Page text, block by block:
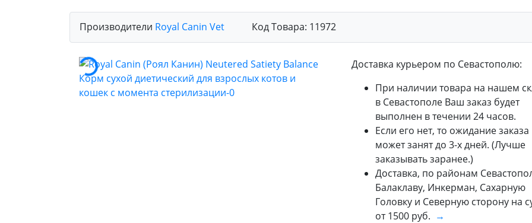
Производители Royal Canin Vet Код Товара: 11972
Доставка курьером по Севастополю:
При наличии товара на нашем
в Севастополе Ваш заказ будет
выполнен в течении 24 часов.
Если его нет, то ожидание заказа
может занят до 3-х дней. (Лучше
заказывать заранее.)
Доставка, по районам
Балаклаву, Инкерман, Сахарную
Головку и Северную сторону на
от 1500 руб. →